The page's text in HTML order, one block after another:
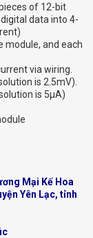
of 12-bit
data into 4-
module, and each
via wiring.
is 2.5mV).
is 5µA)
Mại Kế Hoa
Yên Lạc, tỉnh